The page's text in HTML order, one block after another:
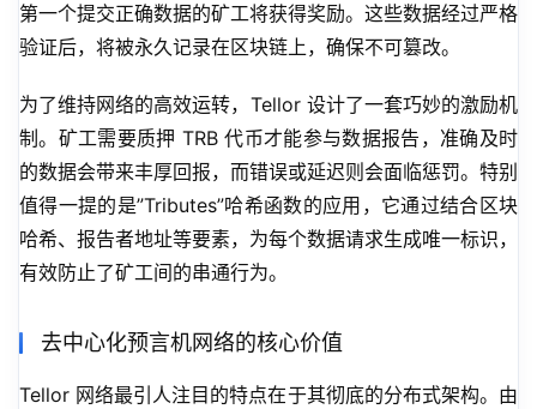
第一个提交正确数据的矿工将获得奖励。这些数据经过严格
验证后，将被永久记录在区块链上，确保不可篡改。
为了维持网络的高效运转，Tellor 设计了一套巧妙的激励机
制。矿工需要质押 TRB 代币才能参与数据报告，准确及时
的数据会带来丰厚回报，而错误或延迟则会面临惩罚。特别
值得一提的是”Tributes”哈希函数的应用，它通过结合区块
哈希、报告者地址等要素，为每个数据请求生成唯一标识，
有效防止了矿工间的串通行为。
去中心化预言机网络的核心价值
Tellor 网络最引人注目的特点在于其彻底的分布式架构。由